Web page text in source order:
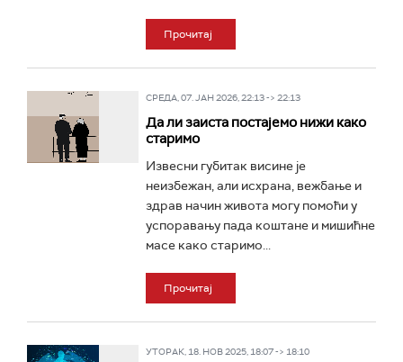
Прочитај
СРЕДА, 07. ЈАН 2026, 22:13 -> 22:13
Да ли заиста постајемо нижи како
старимо
Извесни губитак висине је
неизбежан, али исхрана, вежбање и
здрав начин живота могу помоћи у
успоравању пада коштане и мишићне
масе како старимо...
Прочитај
УТОРАК, 18. НОВ 2025, 18:07 -> 18:10